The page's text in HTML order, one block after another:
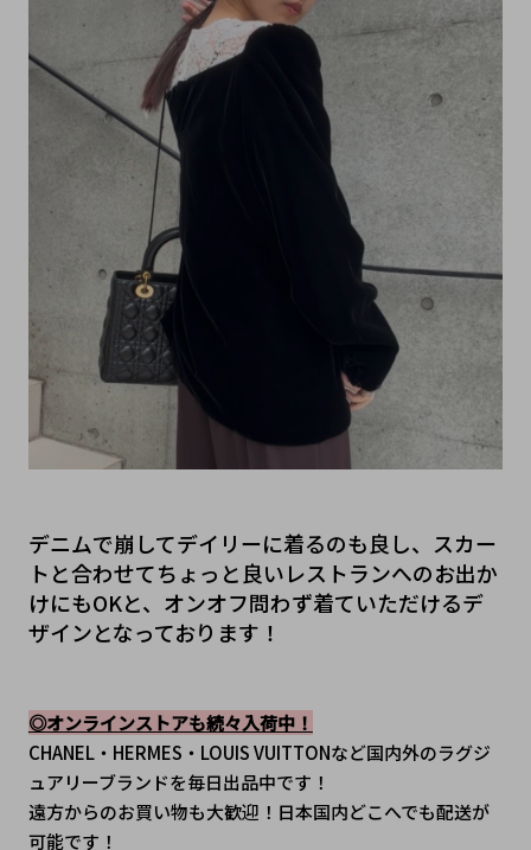
デニムで崩してデイリーに着るのも良し、スカー
トと合わせてちょっと良いレストランへのお出か
けにもOKと、オンオフ問わず着ていただけるデ
ザインとなっております！
◎オンラインストアも続々入荷中！
CHANEL・HERMES・LOUIS VUITTONなど国内外のラグジ
ュアリーブランドを毎日出品中です！
遠方からのお買い物も大歓迎！日本国内どこへでも配送が
可能です！